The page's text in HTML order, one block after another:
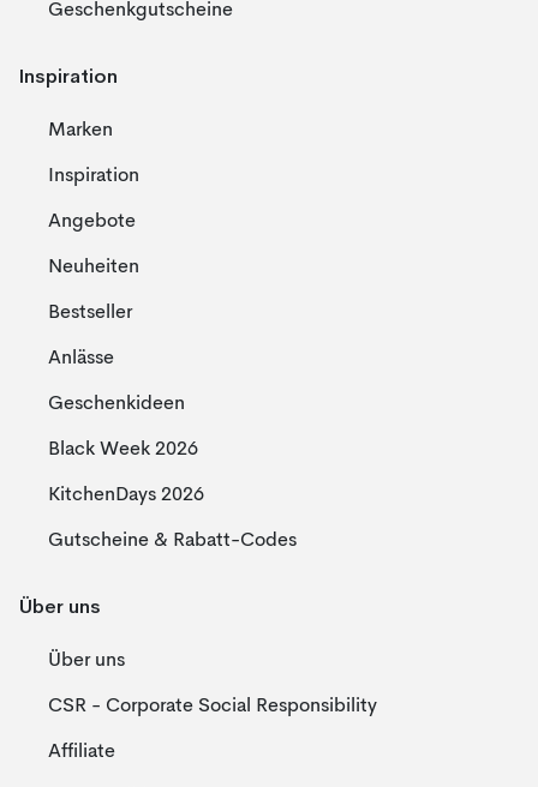
Geschenkgutscheine
Inspiration
Marken
Inspiration
Angebote
Neuheiten
Bestseller
Anlässe
Geschenkideen
Black Week 2026
KitchenDays 2026
Gutscheine & Rabatt-Codes
Über uns
Über uns
CSR - Corporate Social Responsibility
Affiliate